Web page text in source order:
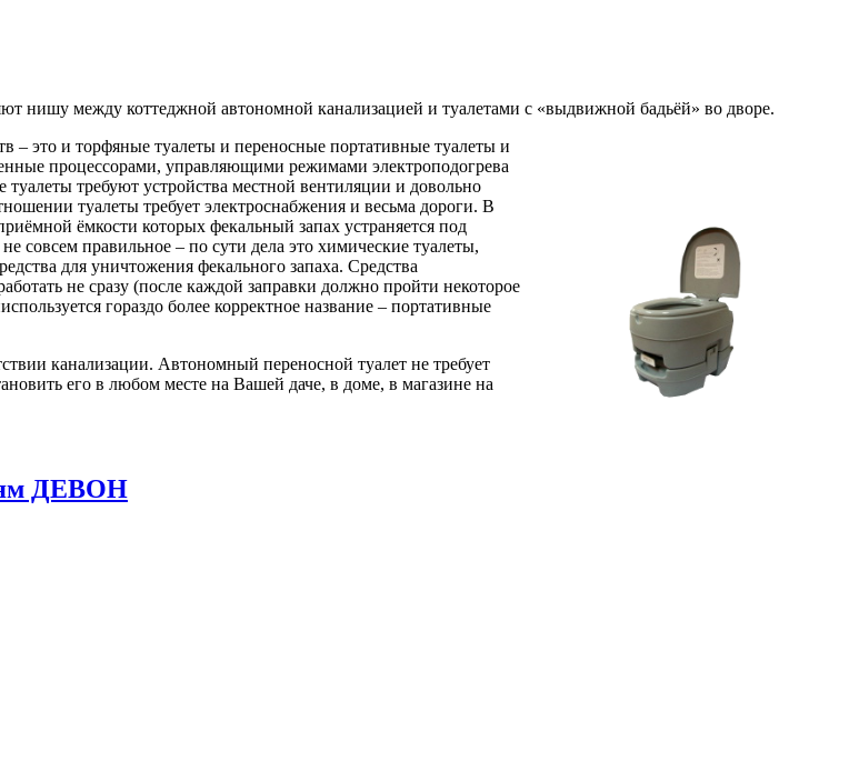
нишу между коттеджной автономной канализацией и туалетами с «выдвижной бадьёй» во дворе.
– это и торфяные туалеты и переносные портативные туалеты и
процессорами, управляющими режимами электроподогрева
требуют устройства местной вентиляции и довольно
туалеты требует электроснабжения и весьма дороги. В
ёмкости которых фекальный запах устраняется под
совсем правильное – по сути дела это химические туалеты,
для уничтожения фекального запаха. Средства
не сразу (после каждой заправки должно пройти некоторое
гораздо более корректное название – портативные
канализации. Автономный переносной туалет не требует
его в любом месте на Вашей даче, в доме, в магазине на
ям ДЕВОН